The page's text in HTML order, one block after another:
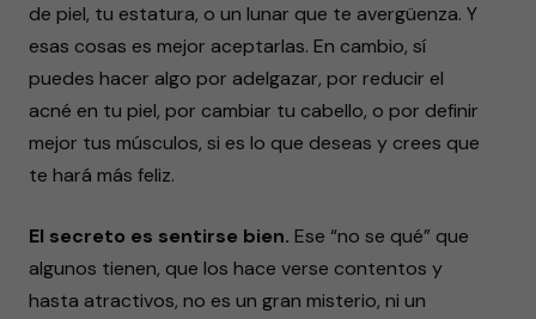
de piel, tu estatura, o un lunar que te avergüenza. Y
esas cosas es mejor aceptarlas. En cambio, sí
puedes hacer algo por adelgazar, por reducir el
acné en tu piel, por cambiar tu cabello, o por definir
mejor tus músculos, si es lo que deseas y crees que
te hará más feliz.
El secreto es sentirse bien. Ese “no se qué” que
algunos tienen, que los hace verse contentos y
hasta atractivos, no es un gran misterio, ni un